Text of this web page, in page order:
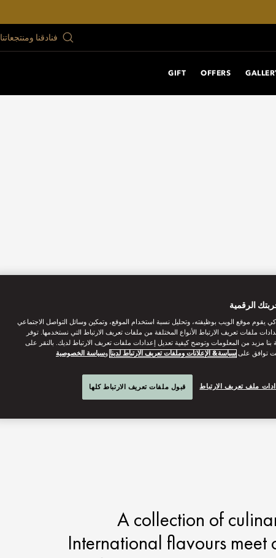
فنادقنا ومنتجعاتنا
OFFERS
GIFT
A collection of
International flavours meet
الرقمية
يقوم موقع الويب بوظيفته، وتحليل نسبة استخدام الموقع، وتمكين وسائل التواصل الاجتماعي
ملفات تعريف الارتباط الأنواع المختلفة من ملفات تعريف الارتباط التي نستخدمها. توفر
مزيد من المعلومات وتوضح كيفية تعديل إعدادات ملفات تعريف الارتباط لديك. بالنقر على
توافق على سياسة& الإعلانات وملفات تعريف الارتباط لدينا وسياسة الخصوصية
ملف تعريف الارتباط قبول ملفات تعريف الارتباط كلها